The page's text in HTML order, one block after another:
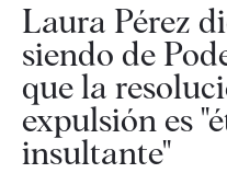
Laura Pérez
siendo de
que la
expulsión es
insultante"